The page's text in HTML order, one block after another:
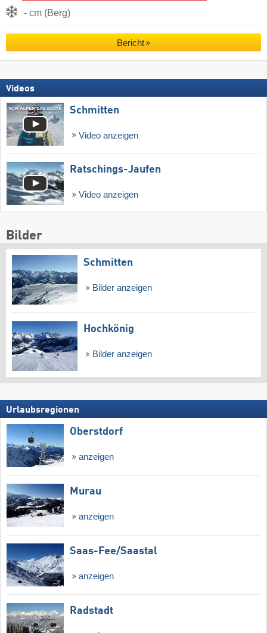
- cm (Berg)
Bericht
Videos
Schmitten
Video anzeigen
Ratschings-Jaufen
Video anzeigen
Bilder
Schmitten
Bilder anzeigen
Hochkönig
Bilder anzeigen
Urlaubsregionen
Oberstdorf
anzeigen
Murau
anzeigen
Saas-Fee/​Saastal
anzeigen
Radstadt